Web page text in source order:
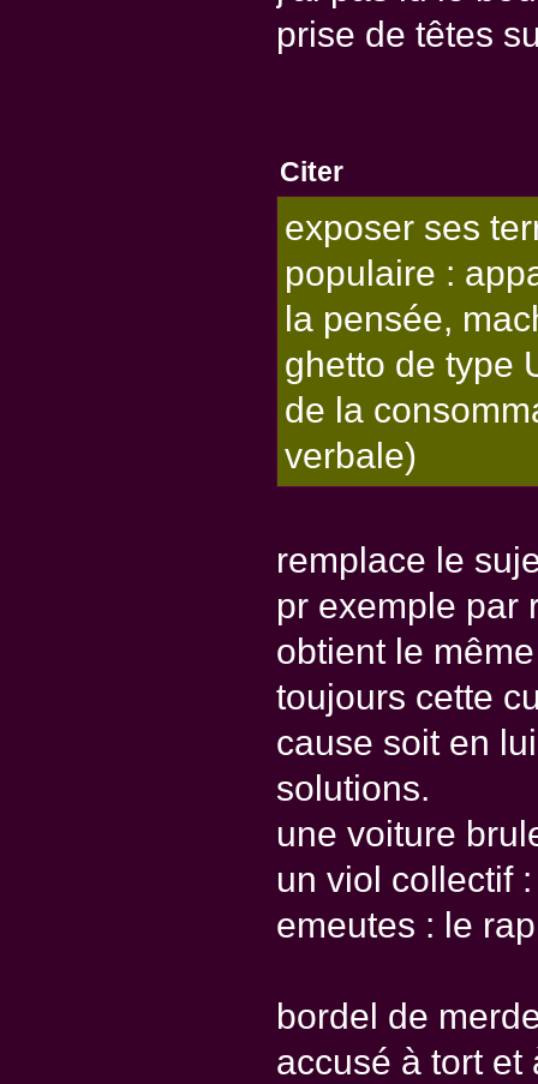
prise de têtes
Citer
exposer ses
populaire :
la pensée,
ghetto de type
de la
verbale)
remplace le
pr exemple par
obtient le
toujours cette
cause soit en
solutions.
une voiture
un viol collectif
emeutes : le
bordel de
accusé à tort et